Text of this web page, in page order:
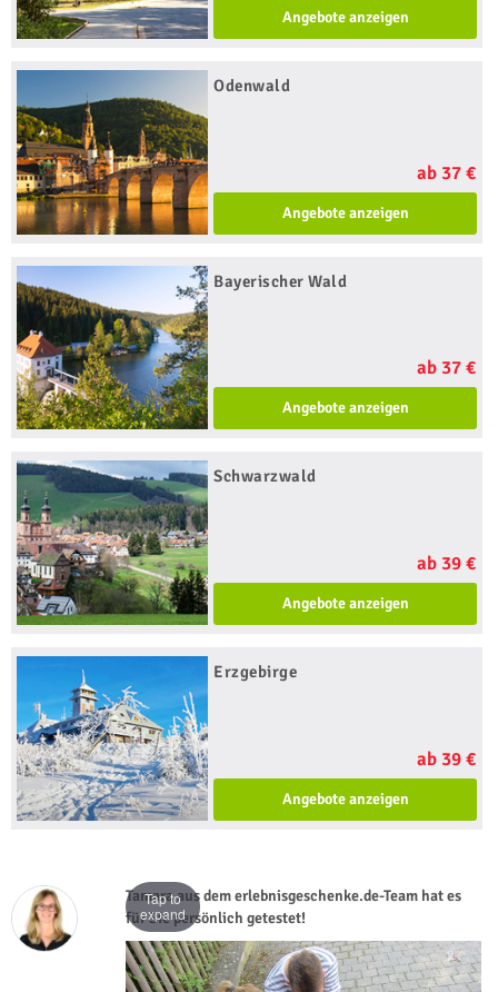
Angebote anzeigen
Odenwald
ab 37 €
Angebote anzeigen
Bayerischer Wald
ab 37 €
Angebote anzeigen
Schwarzwald
ab 39 €
Angebote anzeigen
Erzgebirge
ab 39 €
Angebote anzeigen
Tamara aus dem erlebnisgeschenke.de-Team hat es
für Sie persönlich getestet!
Tap to
expand